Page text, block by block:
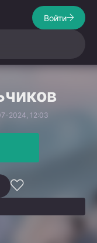
Войти
2024, 12:03